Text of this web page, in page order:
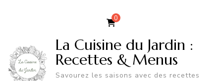
0
La Cuisine du Jardin :
Recettes & Menus
Savourez les saisons avec des recettes